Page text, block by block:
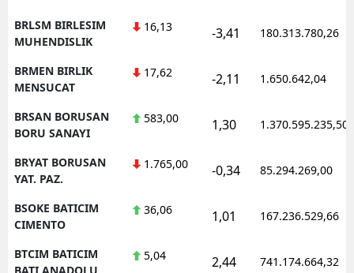
BRLSM BIRLESIM
MUHENDISLIK
16,13 -3,41 180.313.780,26
BRMEN BIRLIK
MENSUCAT
17,62 -2,11 1.650.642,04
BRSAN BORUSAN
BORU SANAYI
583,00 1,30 1.370.595.235,50
BRYAT BORUSAN
YAT. PAZ.
1.765,00 -0,34 85.294.269,00
BSOKE BATICIM
CIMENTO
36,06 1,01 167.236.529,66
BTCIM BATICIM
BATI ANADOLU
5,04 2,44 741.174.664,32